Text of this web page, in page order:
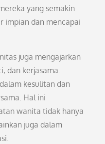
yang semakin
impian dan mencapai
juga mengajarkan
dan kerjasama.
kesulitan dan
Hal ini
wanita tidak hanya
juga dalam